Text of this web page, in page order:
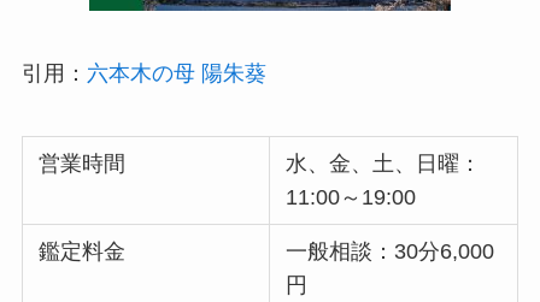
引用： 六本木の母 陽朱葵
営業時間
水、金、土、日曜：
11:00～19:00
鑑定料金
一般相談：30分6,000
円